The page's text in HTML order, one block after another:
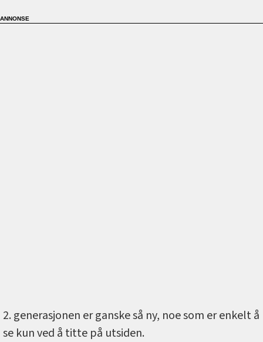
2. generasjonen er ganske så ny, noe som er enkelt å
se kun ved å titte på utsiden.